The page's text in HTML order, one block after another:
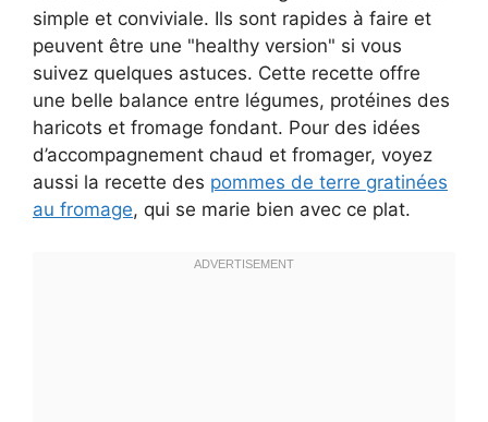
simple et conviviale. Ils sont rapides à faire et
peuvent être une "healthy version" si vous
suivez quelques astuces. Cette recette offre
une belle balance entre légumes, protéines des
haricots et fromage fondant. Pour des idées
d’accompagnement chaud et fromager, voyez
aussi la recette des pommes de terre gratinées
au fromage, qui se marie bien avec ce plat.